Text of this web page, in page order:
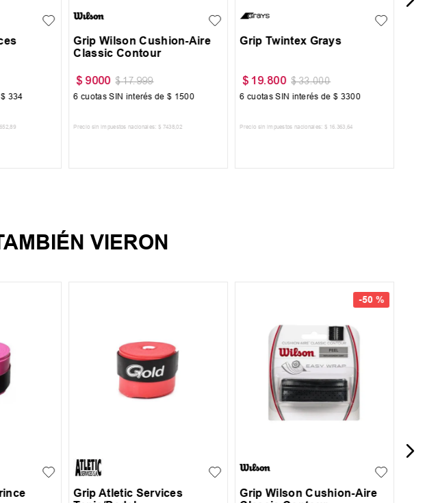
$ 334
,89
Grip Wilson Cushion-Aire
Classic Contour
$ 9000 $ 17.999
6 cuotas SIN interés de$ 1500
Precio sin impuestos nacionales: $ 7438,02
Grip Twintex Grays
$ 19.800 $ 33.000
6 cuotas SIN interés de$ 3300
Precio sin impuestos nacionales: $ 16.363 ,64
VIERON
Grip Atletic Services
-50 %
Grip Wilson Cushion-Aire